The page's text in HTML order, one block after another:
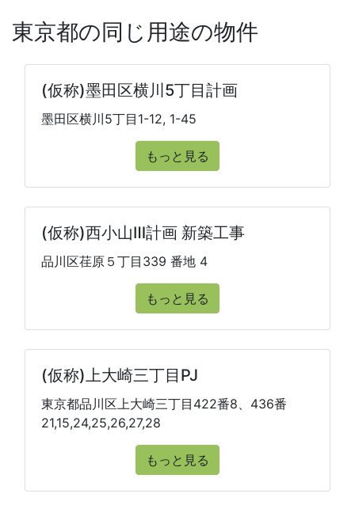
東京都の同じ用途の物件
(仮称)墨田区横川5丁目計画
墨田区横川5丁目1-12, 1-45
もっと見る
(仮称)西小山Ⅲ計画 新築工事
品川区荏原５丁目339 番地 4
もっと見る
(仮称)上大崎三丁目PJ
東京都品川区上大崎三丁目422番8、436番
21,15,24,25,26,27,28
もっと見る